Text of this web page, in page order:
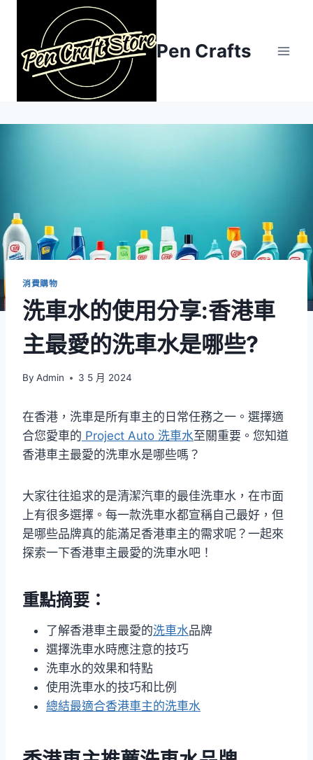
content
Pen Crafts
消費購物
洗車水的使用分享:香港車
主最愛的洗車水是哪些?
By Admin 3 5 月 2024
在香港，洗車是所有車主的日常任務之一。選擇適
合您愛車的 Project Auto 洗車水至關重要。您知道
香港車主最愛的洗車水是哪些嗎？
大家往往追求的是清潔汽車的最佳洗車水，在市面
上有很多選擇。每一款洗車水都宣稱自己最好，但
是哪些品牌真的能滿足香港車主的需求呢？一起來
探索一下香港車主最愛的洗車水吧！
重點摘要：
了解香港車主最愛的洗車水品牌
選擇洗車水時應注意的技巧
洗車水的效果和特點
使用洗車水的技巧和比例
總結最適合香港車主的洗車水